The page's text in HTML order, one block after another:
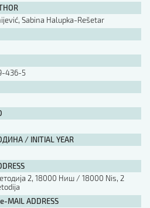
Sabina Halupka-Rešetar
436-5
/ INITIAL YEAR
2, 18000 Ниш / 18000 Nis, 2
ADDRESS